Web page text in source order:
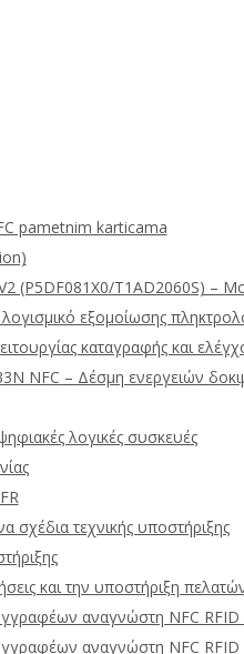
pametnim karticama
(P5DF081X0/T1AD2060S) –
εξομοίωσης
καταγραφής και
NFC – Δέσμη ενεργειών
λογικές συσκευές
σχέδια τεχνικής υποστήριξης
και την υποστήριξη
αναγνώστη NFC RFID
αναγνώστη NFC RFID